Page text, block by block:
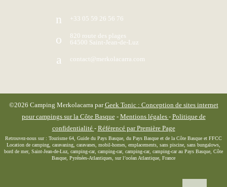
+33 05 59 26 56 76
820 route des plages
64500 Saint-Jean-de-Luz
contact@merkolacarra.com
©2026 Camping Merkolacarra parGeek Tonic : Conception de sites internet
pour campings sur la Côte Basque- Mentions légales - Politique de
confidentialité - Référencé par Première Page
Retrouvez-nous sur : Tourisme 64, Guide du Pays Basque, du Pays Basque et de la Côte Basque et FFCC
Location de camping, caravaning, caravanes, mobil-homes, emplacements, sans piscine, sans bungalows,
bord de mer, Saint-Jean-de-Luz, camping-car, camping-car, camping-car, camping-car au Pays Basque, Côte
Basque, Pyrénées-Atlantiques, sur l’océan Atlantique, France